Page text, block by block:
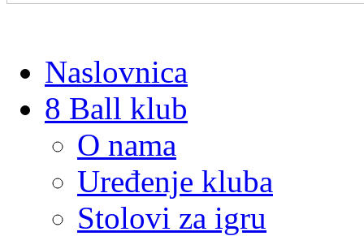
Naslovnica
8 Ball klub
O nama
Uređenje kluba
Stolovi za igru